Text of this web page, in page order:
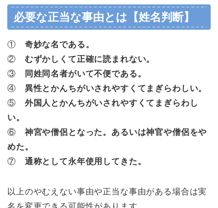
必要な正当な事由とは【姓名判断】
① 奇妙な名である。
② むずかしくて正確に読まれない。
③
同姓同名者がいて不便である。
④ 異性とかんちがいされやすくてまぎらわしい。
⑤ 外国人とかんちがいされやすくてまぎらわし
い。
⑥ 神宮や僧侶となった。あるいは神官や僧侶をや
めた。
⑦ 通称として永年使用してきた。
以上のやむえない事由や正当な事由がある場合は実